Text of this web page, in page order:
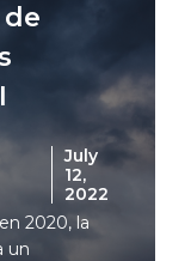
July
12,
2022
2020, la
un